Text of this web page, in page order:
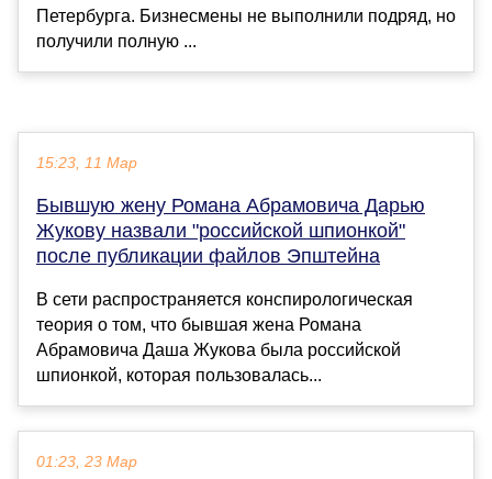
Петербурга. Бизнесмены не выполнили подряд, но
получили полную ...
15:23, 11 Мар
Бывшую жену Романа Абрамовича Дарью
Жукову назвали "российской шпионкой"
после публикации файлов Эпштейна
В сети распространяется конспирологическая
теория о том, что бывшая жена Романа
Абрамовича Даша Жукова была российской
шпионкой, которая пользовалась...
01:23, 23 Мар